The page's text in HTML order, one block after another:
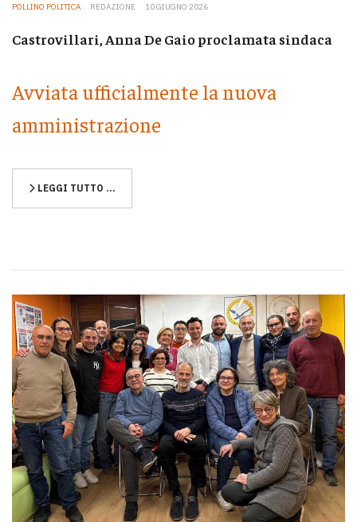
POLLINO POLITICA REDAZIONE 10 GIUGNO 2026
Castrovillari, Anna De Gaio proclamata sindaca
Avviata ufficialmente la nuova
amministrazione
LEGGI TUTTO …